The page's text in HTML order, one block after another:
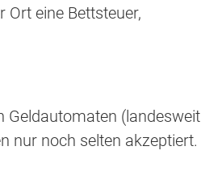
eine Bettsteuer,
Geldautomaten (landesweit
nur noch selten akzeptiert.